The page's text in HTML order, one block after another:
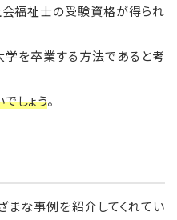
福祉士の受験資格が得られ
を卒業する方法であると考
しょう。
な事例を紹介してくれてい